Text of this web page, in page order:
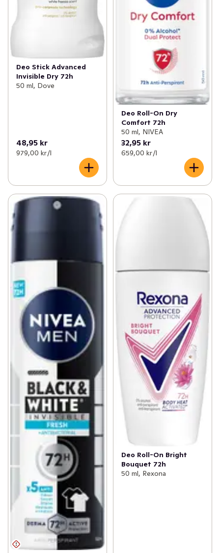
Deo Stick Advanced
Invisible Dry 72h
50 ml, Dove
48,95 kr
979,00 kr /l
Deo Roll-On Dry
Comfort 72h
50 ml, NIVEA
32,95 kr
659,00 kr /l
Deo Roll-On Bright
Bouquet 72h
50 ml, Rexona